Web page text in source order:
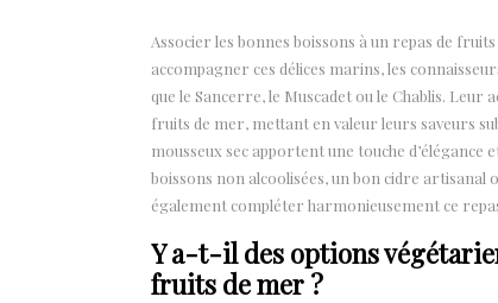
Associer les bonnes boissons à un repas de
accompagner ces délices marins, les
que le Sancerre, le Muscadet ou le Chablis.
fruits de mer, mettant en valeur leurs saveurs
mousseux sec apportent une touche
boissons non alcoolisées, un bon cidre artisanal
également compléter harmonieusement ce
Y a-t-il des options
fruits de mer ?